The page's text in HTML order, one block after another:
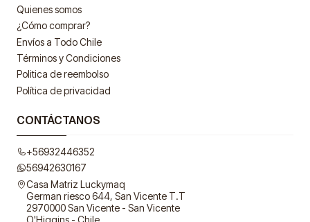
Quienes somos
¿Cómo comprar?
Envíos a Todo Chile
Términos y Condiciones
Politica de reembolso
Política de privacidad
CONTÁCTANOS
+56932446352
56942630167
Casa Matriz Luckymaq
German riesco 644, San Vicente T.T
2970000 San Vicente - San Vicente
O'Higgins - Chile